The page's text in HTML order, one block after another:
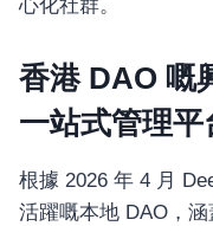
心化社群。
香港 DAO 嘅
一站式管理平
根據 2026 年 4 月
活躍嘅本地 DAO，